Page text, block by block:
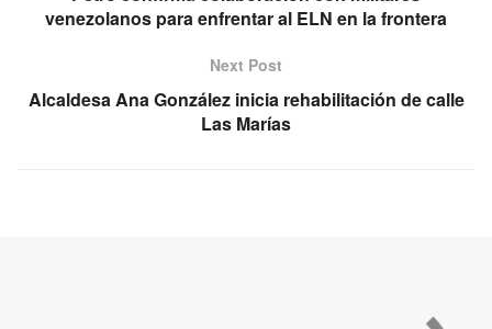
venezolanos para enfrentar al ELN en la frontera
Next Post
Alcaldesa Ana González inicia rehabilitación de calle
Las Marías